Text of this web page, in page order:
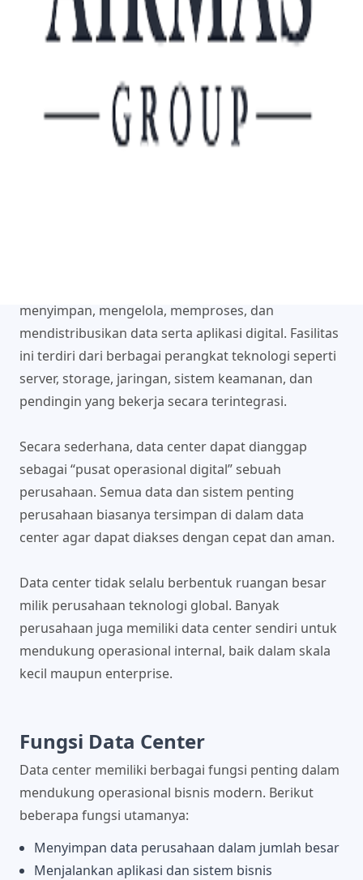
aman, dan dapat diakses kapan saja. Tidak hanya
perusahaan teknologi, kebutuhan data center kini
kesehatan, manufaktur, hingga perbankan.
Lalu sebenarnya apa itu data center? Bagaimana
cara kerjanya dan mengapa fasilitas ini sangat
menyimpan, mengelola, memproses, dan
mendistribusikan data serta aplikasi digital. Fasilitas
ini terdiri dari berbagai perangkat teknologi seperti
server, storage, jaringan, sistem keamanan, dan
pendingin yang bekerja secara terintegrasi.
Secara sederhana, data center dapat dianggap
sebagai “pusat operasional digital” sebuah
perusahaan. Semua data dan sistem penting
perusahaan biasanya tersimpan di dalam data
center agar dapat diakses dengan cepat dan aman.
Data center tidak selalu berbentuk ruangan besar
milik perusahaan teknologi global. Banyak
perusahaan juga memiliki data center sendiri untuk
mendukung operasional internal, baik dalam skala
kecil maupun enterprise.
Fungsi Data Center
Data center memiliki berbagai fungsi penting dalam
mendukung operasional bisnis modern. Berikut
beberapa fungsi utamanya:
Menyimpan data perusahaan dalam jumlah besar
Menjalankan aplikasi dan sistem bisnis